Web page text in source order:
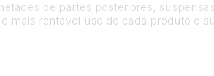
de partes posteriores,
mais rentável uso de cada produto e